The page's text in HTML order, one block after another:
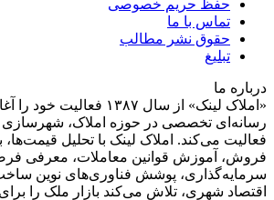
حفظ حریم خصوصی
تماس با ما
حقوق نشر مطالب
تبلیغ
درباره ما
«املاک لینک» از سال ۱۳۸۷
رسانه‌ای تخصصی در حوزه املاک، شهرسازی
فعالیت می‌کند. املاک لینک با تحلیل
فروش، آموزش قوانین معاملات، معرفی
سرمایه‌گذاری، پوشش فناوری‌های نوین
اقتصاد شهری، تلاش می‌کند بازار ملک را